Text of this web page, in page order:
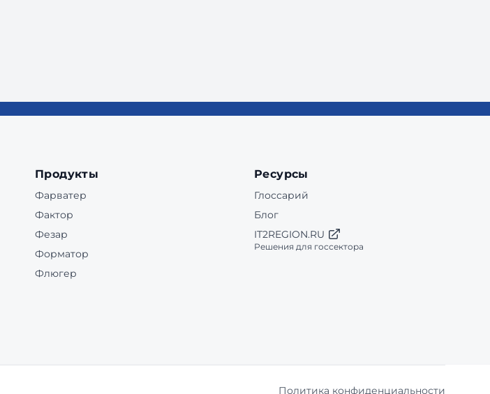
Продукты
Фарватер
Фактор
Фезар
Форматор
Флюгер
Ресурсы
Глоссарий
Блог
IT2REGION.RU
Решения для госсектора
Политика конфиденциальности